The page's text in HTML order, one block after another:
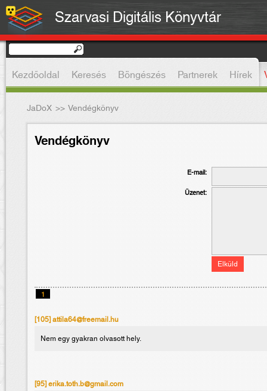
Szarvasi Digitális Könyvtár
Kezdőoldal Keresés Böngészés Partnerek Hírek
JaDoX >>Vendégkönyv
Vendégkönyv
E-mail:
Üzenet:
1
[105] attila64@freemail.hu
Nem egy gyakran olvasott hely.
[95] erika.toth.b@gmail.com